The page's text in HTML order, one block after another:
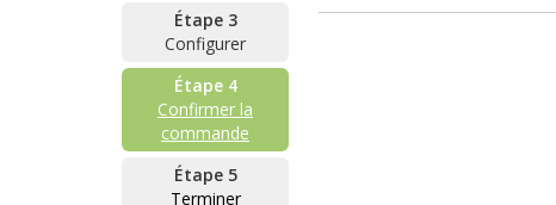
Étape 3
Configurer
Étape 4
Confirmer la
commande
Étape 5
Terminer